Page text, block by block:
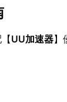
UU加速器】